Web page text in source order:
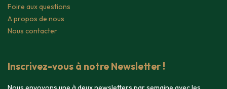
Foire aux questions
A propos de nous
Nous contacter
Inscrivez-vous à notre Newsletter !